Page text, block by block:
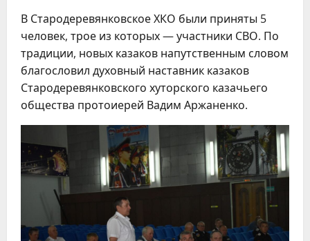
В Стародеревянковское ХКО были приняты 5
человек, трое из которых — участники СВО. По
традиции, новых казаков напутственным словом
благословил духовный наставник казаков
Стародеревянковского хуторского казачьего
общества протоиерей Вадим Аржаненко.